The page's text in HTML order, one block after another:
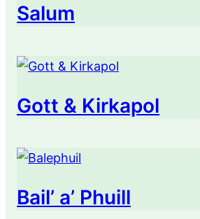
Salum
Gott & Kirkapol
Bail’ a’ Phuill